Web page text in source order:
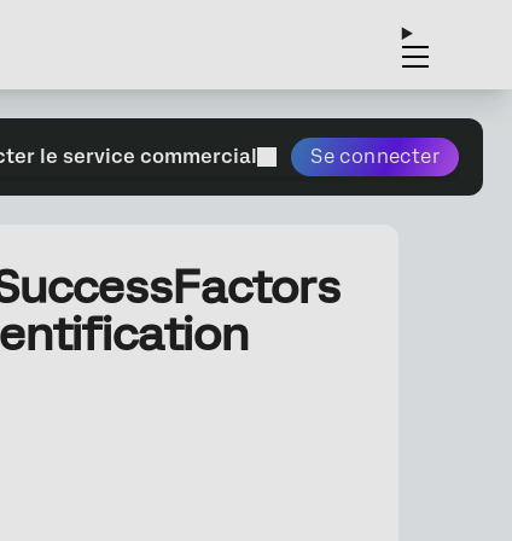
le service commercial Se connecter